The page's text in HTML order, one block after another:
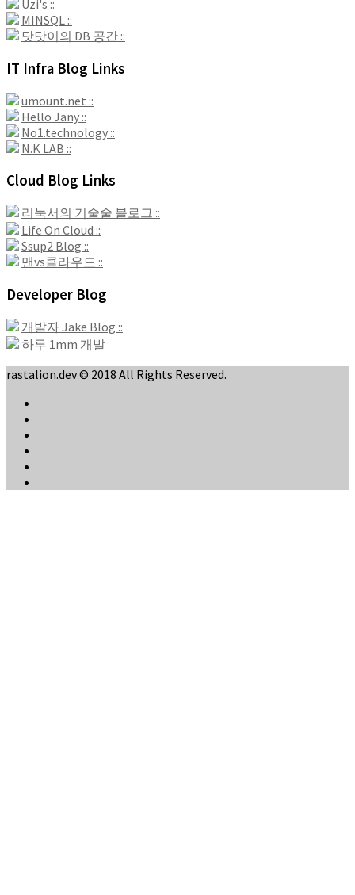
Uzi's ::
MINSQL ::
닷닷이의 DB 공간 ::
IT Infra Blog Links
umount.net ::
Hello Jany ::
No1.technology ::
N.K LAB ::
Cloud Blog Links
리눅서의 기술술 블로그 ::
Life On Cloud ::
Ssup2 Blog ::
맨vs클라우드 ::
Developer Blog
개발자 Jake Blog ::
하루 1mm 개발
rastalion.dev © 2018 All Rights Reserved.